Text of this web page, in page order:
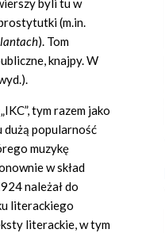
byli tu w
(m.in.
). Tom
knajpy. W
tym razem jako
dużą popularność
muzykę
w skład
należał do
literackiego
literackie, w tym